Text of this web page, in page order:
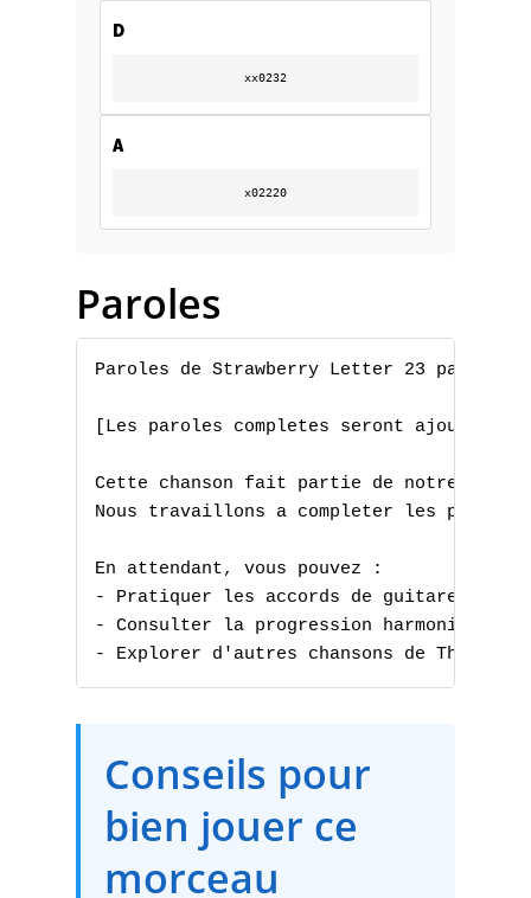
D
xx0232
A
x02220
Paroles
Paroles de Strawberry Letter 23 par The
[Les paroles completes seront ajoutees
Cette chanson fait partie de notre
Nous travaillons a completer les
En attendant, vous pouvez :
- Pratiquer les accords de guitare
- Consulter la progression harmonique
- Explorer d'autres chansons de The
Conseils pour
bien jouer ce
morceau
F
G
H
J
K
L
N
O